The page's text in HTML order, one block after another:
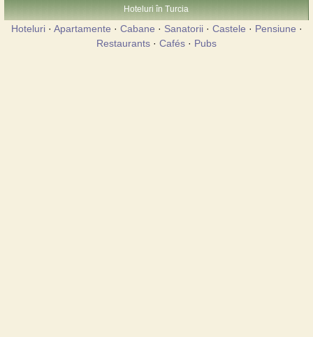
Hoteluri în Turcia
Hoteluri· Apartamente · Cabane · Sanatorii· Castele · Pensiune ·
Restaurants · Cafés · Pubs